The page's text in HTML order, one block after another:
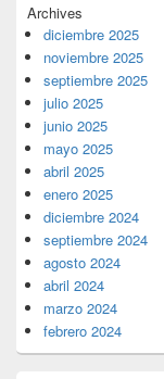
Archives
diciembre 2025
noviembre 2025
septiembre 2025
julio 2025
junio 2025
mayo 2025
abril 2025
enero 2025
diciembre 2024
septiembre 2024
agosto 2024
abril 2024
marzo 2024
febrero 2024